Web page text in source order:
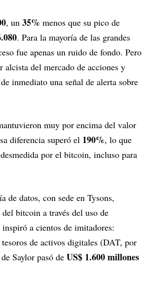
, un 35% menos que su pico de
. Para la mayoría de las grandes
fue apenas un ruido de fondo. Pero
del mercado de acciones y
inmediato una señal de alerta sobre
muy por encima del valor
diferencia superó el 190%, lo que
por el bitcoin, incluso para
de datos, con sede en Tysons,
bitcoin a través del uso de
a cientos de imitadores:
de activos digitales (DAT, por
Saylor pasó de US$ 1.600 millones